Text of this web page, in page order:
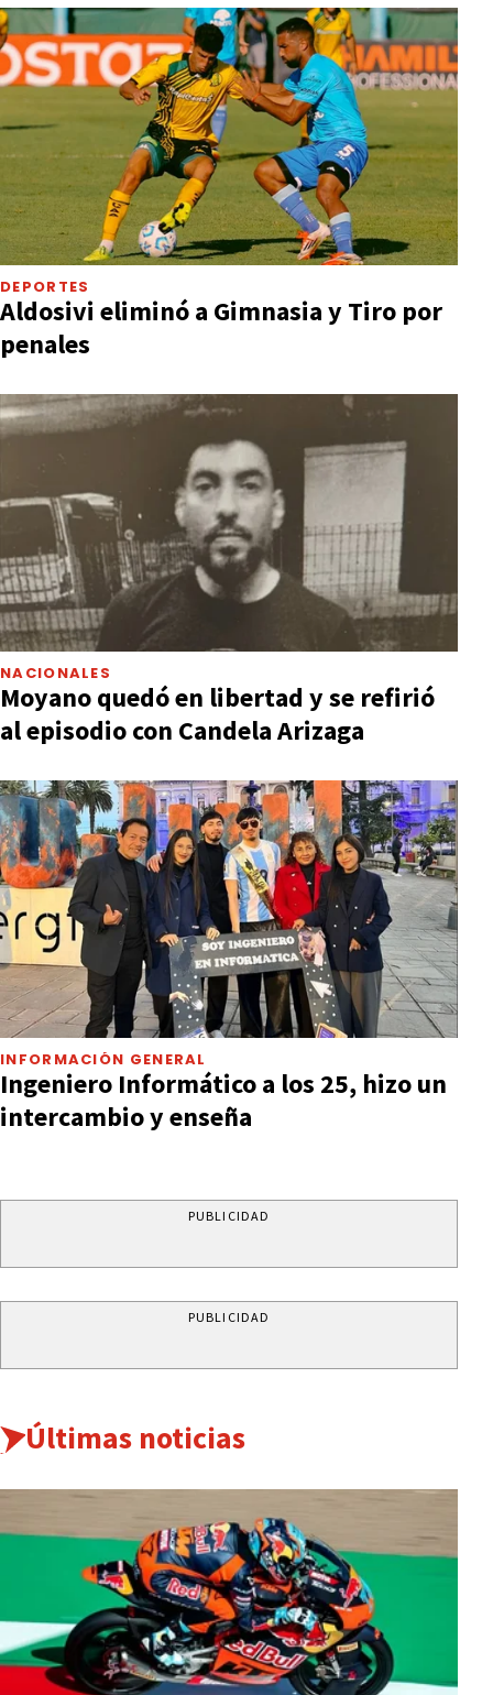
DEPORTES
Aldosivi eliminó a Gimnasia y Tiro por
penales
NACIONALES
Moyano quedó en libertad y se refirió
al episodio con Candela Arizaga
INFORMACIÓN GENERAL
Ingeniero Informático a los 25, hizo un
intercambio y enseña
PUBLICIDAD
PUBLICIDAD
Últimas noticias